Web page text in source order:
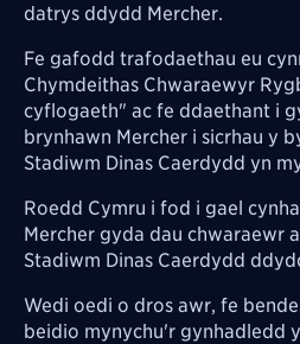
datrys ddydd Mercher.
Fe gafodd trafodaethau eu
Chymdeithas Chwaraewyr
cyflogaeth" ac fe ddaethant i
brynhawn Mercher i sicrhau y
Stadiwm Dinas Caerdydd yn
Roedd Cymru i fod i gael
Mercher gyda dau chwaraewr
Stadiwm Dinas Caerdydd
Wedi oedi o dros awr, fe
beidio mynychu'r gynhadledd